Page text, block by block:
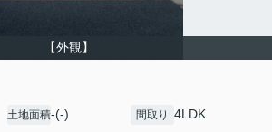
【外観】
土地面積-(-) 間取り 4LDK